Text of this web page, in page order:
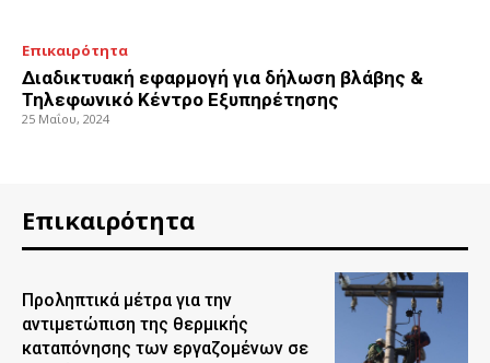
Επικαιρότητα
Διαδικτυακή εφαρμογή για δήλωση βλάβης &
Τηλεφωνικό Κέντρο Εξυπηρέτησης
25 Μαΐου, 2024
Επικαιρότητα
Προληπτικά μέτρα για την
αντιμετώπιση της θερμικής
καταπόνησης των εργαζομένων σε